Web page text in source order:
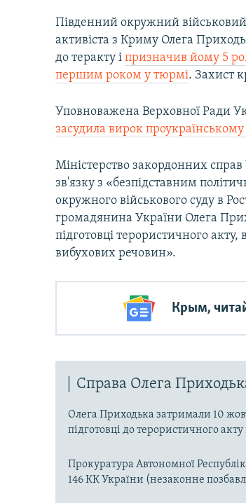
Південний окружний військовий
активіста з Криму Олега
до теракту іпризначив йому 5
першим роком у тюрмі. Захист
Уповноважена Верховної Ради
засудила вирок
Міністерство закордонних
зв'язку з «безпідставним
окружного військового суду в
громадянина України Олега
підготовці терористичного
вибухових речовин».​
Крым,
Справа Олега
Олега Приходька затримали 10
підготовці до терористичного
Прокуратура Автономної
146 КК України (незаконне